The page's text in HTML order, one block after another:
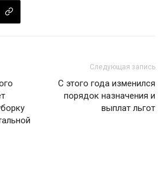
Следующая запись
С этого года изменился
порядок назначения и
выплат льгот